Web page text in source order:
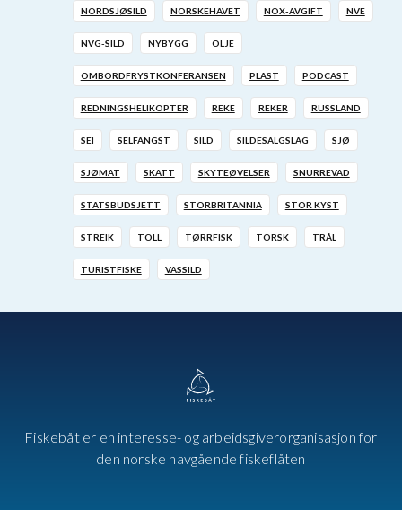
NORDSJØSILD NORSKEHAVET NOX-AVGIFT NVE
NVG-SILD NYBYGG OLJE
OMBORDFRYSTKONFERANSEN PLAST PODCAST
REDNINGSHELIKOPTER REKE REKER RUSSLAND
SEI SELFANGST SILD SILDESALGSLAG SJØ
SJØMAT SKATT SKYTEØVELSER SNURREVAD
STATSBUDSJETT STORBRITANNIA STOR KYST
STREIK TOLL TØRRFISK TORSK TRÅL
TURISTFISKE VASSILD
Fiskebåt er en interesse- og arbeidsgiverorganisasjon for
den norske havgående fiskeflåten